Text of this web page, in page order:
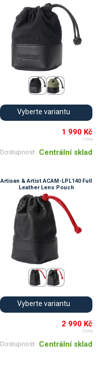
Vyberte variantu
1 990 Kč
Cena
Dostupnost Centrální sklad
Artisan & Artist ACAM-LPL140 Full
Leather Lens Pouch
Vyberte variantu
2 990 Kč
Cena
Dostupnost Centrální sklad